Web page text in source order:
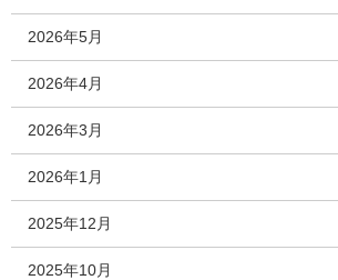
2026年5月
2026年4月
2026年3月
2026年1月
2025年12月
2025年10月